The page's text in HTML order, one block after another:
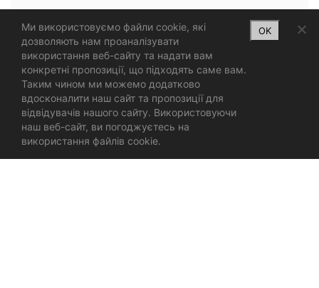
Ми використовуємо файли cookie, які
дозволяють нам проаналізувати
використання веб-сайту та надати вам
конкретні пропозиції, що підходять саме вам.
Таким чином ми можемо додатково
вдосконалити наш сайт та пропозиції для
відвідувачів нашого сайту. Використовуючи
наш веб-сайт, ви погоджуєтесь на
використання файлів cookie.
OK